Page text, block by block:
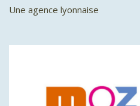
Une agence lyonnaise